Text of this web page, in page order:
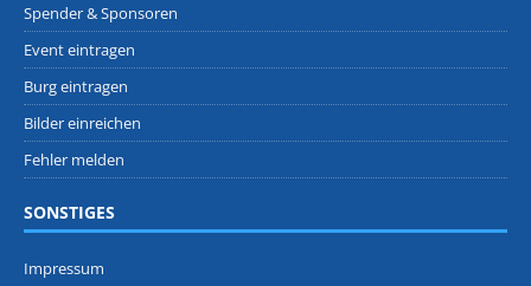
Spender & Sponsoren
Event eintragen
Burg eintragen
Bilder einreichen
Fehler melden
SONSTIGES
Impressum